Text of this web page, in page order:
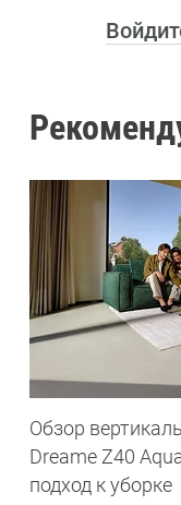
Обзор
Dreame Z40
подход к уборке